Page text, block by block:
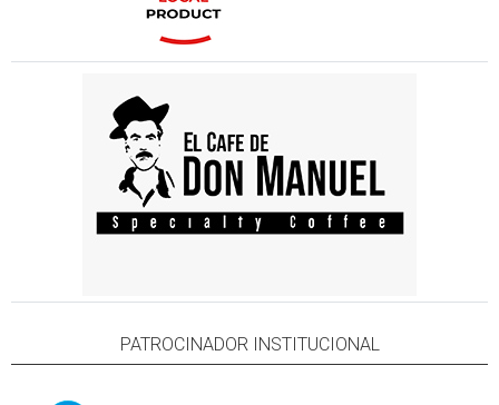
PATROCINADOR INSTITUCIONAL